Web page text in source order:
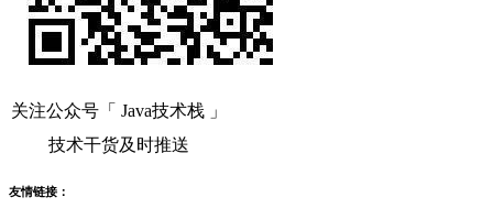
关注公众号「 Java技术栈 」
技术干货及时推送
友情链接：